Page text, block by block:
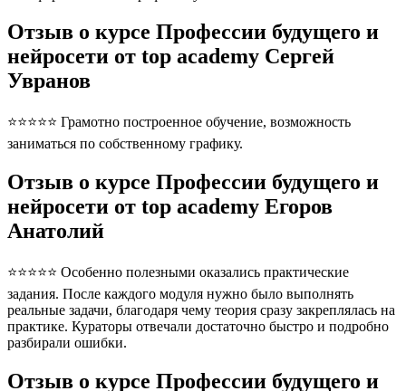
Отзыв о курсе Профессии будущего и
нейросети от top academy Сергей
Увранов
⭐⭐⭐⭐⭐ Грамотно построенное обучение, возможность
заниматься по собственному графику.
Отзыв о курсе Профессии будущего и
нейросети от top academy Егоров
Анатолий
⭐⭐⭐⭐⭐ Особенно полезными оказались практические
задания. После каждого модуля нужно было выполнять
реальные задачи, благодаря чему теория сразу закреплялась на
практике. Кураторы отвечали достаточно быстро и подробно
разбирали ошибки.
Отзыв о курсе Профессии будущего и